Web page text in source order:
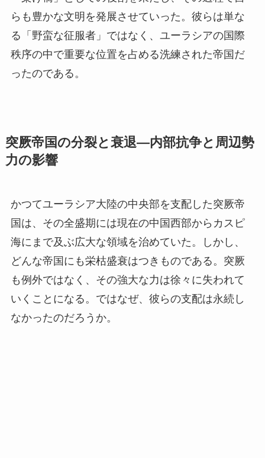
らも豊かな文明を発展させていった。彼らは単な
る「野蛮な征服者」ではなく、ユーラシアの国際
秩序の中で重要な位置を占める洗練された帝国だ
ったのである。
突厥帝国の分裂と衰退—内部抗争と周辺勢
力の影響
かつてユーラシア大陸の中央部を支配した突厥帝
国は、その全盛期には現在の中国西部からカスピ
海にまで及ぶ広大な領域を治めていた。しかし、
どんな帝国にも栄枯盛衰はつきものである。突厥
も例外ではなく、その強大な力は徐々に失われて
いくことになる。ではなぜ、彼らの支配は永続し
なかったのだろうか。